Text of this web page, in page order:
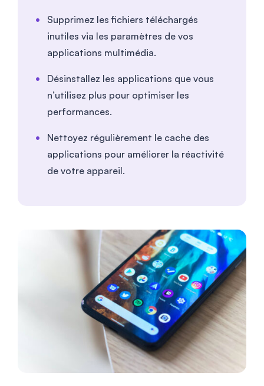
Supprimez les fichiers téléchargés
inutiles via les paramètres de vos
applications multimédia. ​
Désinstallez les applications que vous
n’utilisez plus pour optimiser les
performances. ​
Nettoyez régulièrement le cache des
applications pour améliorer la réactivité
de votre appareil.